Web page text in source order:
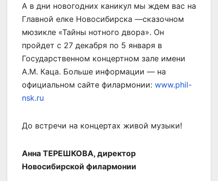
А в дни новогодних каникул мы ждем вас на
Главной елке Новосибирска —сказочном
мюзикле «Тайны нотного двора». Он
пройдет с 27 декабря по 5 января в
Государственном концертном зале имени
А.М. Каца. Больше информации — на
официальном сайте филармонии: www.phil-
nsk.ru
До встречи на концертах живой музыки!
Анна ТЕРЕШКОВА, директор
Новосибирской филармонии